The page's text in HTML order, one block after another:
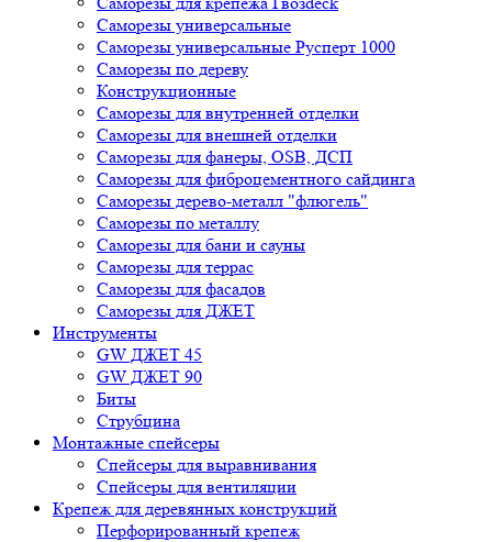
Саморезы универсальные
Саморезы универсальные Русперт 1000
Саморезы по дереву
Конструкционные
Саморезы для внутренней отделки
Саморезы для внешней отделки
Cаморезы для фанеры, OSB, ДСП
Саморезы для фиброцементного сайдинга
Саморезы дерево-металл "флюгель"
Саморезы по металлу
Саморезы для бани и сауны
Саморезы для террас
Саморезы для фасадов
Саморезы для ДЖЕТ
Инструменты
GW ДЖЕТ 45
GW ДЖЕТ 90
Биты
Струбцина
Монтажные спейсеры
Спейсеры для выравнивания
Спейсеры для вентиляции
Крепеж для деревянных конструкций
Перфорированный крепеж